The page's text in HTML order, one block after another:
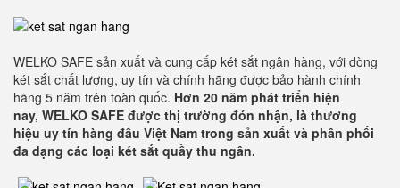
WELKO SAFE sản xuất và cung cấp két sắt ngân hàng, với dòng
két sắt chất lượng, uy tín và chính hãng được bảo hành chính
hãng 5 năm trên toàn quốc. Hơn 20 năm phát triển hiện
nay, WELKO SAFE được thị trường đón nhận, là thương
hiệu uy tín hàng đầu Việt Nam trong sản xuất và phân phối
đa dạng các loại két sắt quầy thu ngân.